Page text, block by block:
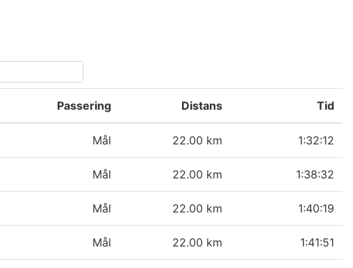
Passering Distans Tid
Mål 22.00 km 1:32:12
Mål 22.00 km 1:38:32
Mål 22.00 km 1:40:19
Mål 22.00 km 1:41:51